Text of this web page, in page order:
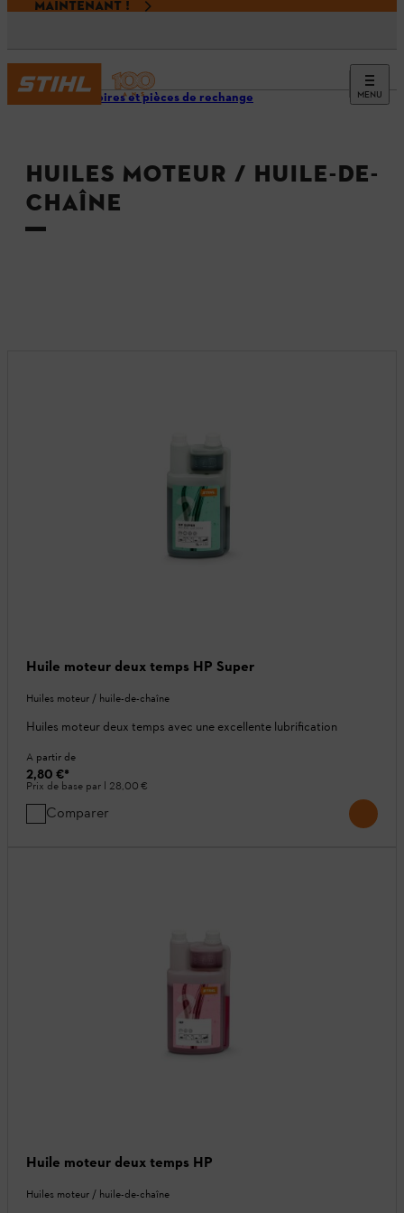
MAINTENANT !
MENU
Accessoires et pièces de rechange
HUILES MOTEUR / HUILE-DE-
CHAÎNE
Huile moteur deux temps HP Super
Huiles moteur / huile-de-chaîne
Huiles moteur deux temps avec une excellente lubrification
A partir de
2,80 €*
Prix de base par l 28,00 €
Comparer
Huile moteur deux temps HP
Huiles moteur / huile-de-chaîne